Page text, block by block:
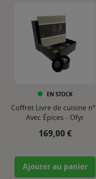
EN STOCK
Coffret Livre de cuisine
Avec Épices - Ofyr
Prix
169,00 €
Ajouter au panier